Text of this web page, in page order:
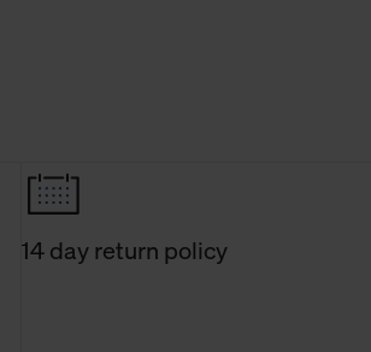
14 day return policy